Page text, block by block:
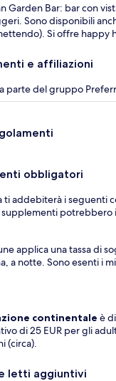
Garden Bar: bar con
Sono disponibili
Si offre happy
e affiliazioni
parte del gruppo
obbligatori
ti addebiterà i seguenti
supplementi potrebbero
applica una tassa di
a notte. Sono esenti i
continentale è
di 25 EUR per gli
(circa).
letti aggiuntivi